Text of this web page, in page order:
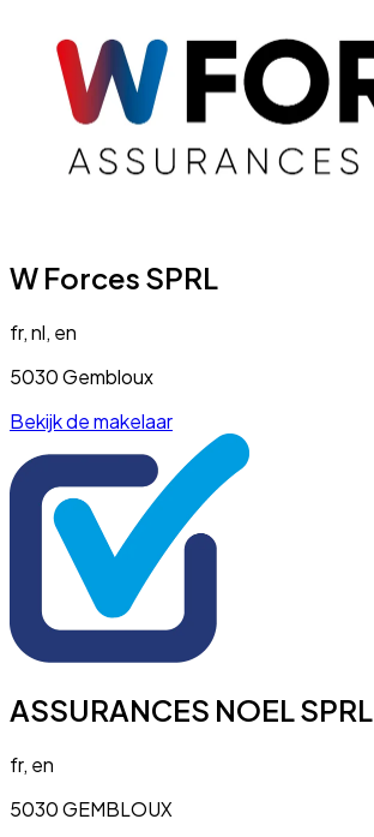
W Forces SPRL
fr, nl, en
5030 Gembloux
Bekijk de makelaar
ASSURANCES NOEL SPRL
fr, en
5030 GEMBLOUX